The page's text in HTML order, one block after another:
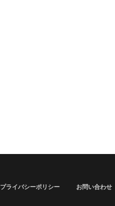
プライバシーポリシー お問い合わせ